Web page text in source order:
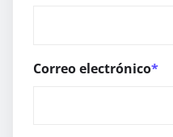
Correo electrónico*